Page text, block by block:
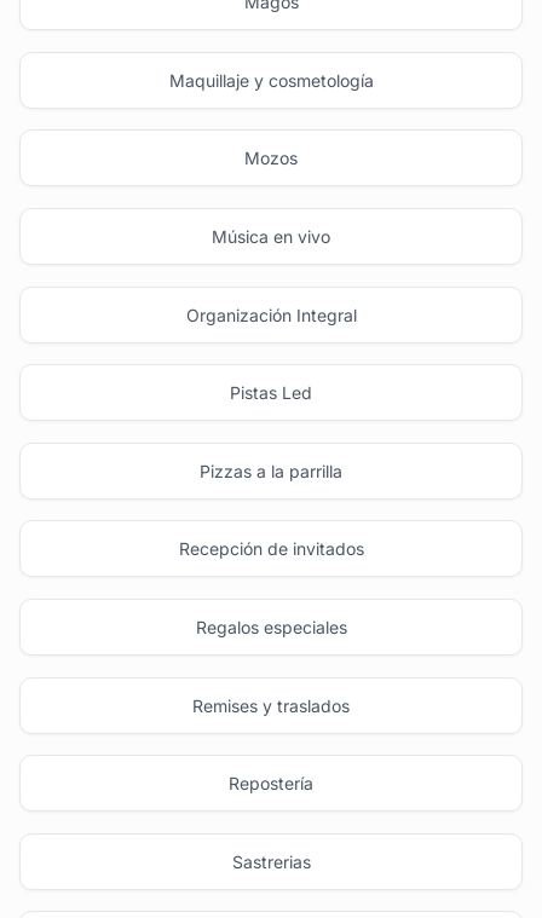
Maquillaje y cosmetología
Mozos
Música en vivo
Organización Integral
Pistas Led
Pizzas a la parrilla
Recepción de invitados
Regalos especiales
Remises y traslados
Repostería
Sastrerias